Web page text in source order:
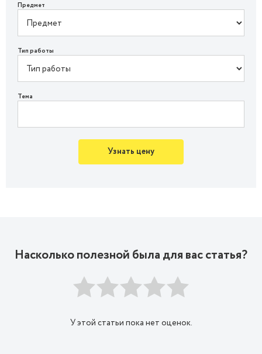
Предмет
Тип работы
Тема
Узнать цену
Насколько полезной была для вас статья?
У этой статьи пока нет оценок.